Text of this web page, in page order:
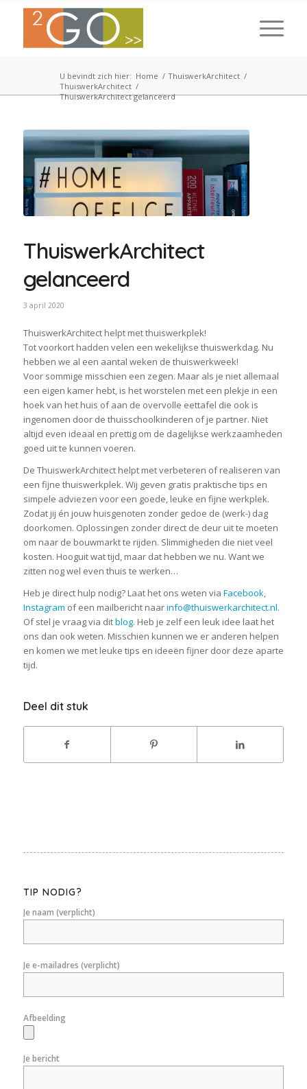
U bevindt zich hier: Home / ThuiswerkArchitect /
ThuiswerkArchitect /
ThuiswerkArchitect gelanceerd
ThuiswerkArchitect
gelanceerd
3 april 2020
ThuiswerkArchitect helpt met thuiswerkplek!
Tot voorkort hadden velen een wekelijkse thuiswerkdag. Nu
hebben we al een aantal weken de thuiswerkweek!
Voor sommige misschien een zegen. Maar als je niet allemaal
een eigen kamer hebt, is het worstelen met een plekje in een
hoek van het huis of aan de overvolle eettafel die ook is
ingenomen door de thuisschoolkinderen of je partner. Niet
altijd even ideaal en prettig om de dagelijkse werkzaamheden
goed uit te kunnen voeren.
De ThuiswerkArchitect helpt met verbeteren of realiseren van
een fijne thuiswerkplek. Wij geven gratis praktische tips en
simpele adviezen voor een goede, leuke en fijne werkplek.
Zodat jij én jouw huisgenoten zonder gedoe de (werk-) dag
doorkomen. Oplossingen zonder direct de deur uit te moeten
om naar de bouwmarkt te rijden. Slimmigheden die niet veel
kosten. Hooguit wat tijd, maar dat hebben we nu. Want we
zitten nog wel even thuis te werken…
Heb je direct hulp nodig? Laat het ons weten via Facebook,
Instagram of een mailbericht naarinfo@thuiswerkarchitect.nl.
Of stel je vraag via ditblog. Heb je zelf een leuk idee laat het
ons dan ook weten. Misschien kunnen we er anderen helpen
en komen we met leuke tips en ideeën fijner door deze aparte
tijd.
Deel dit stuk
TIP NODIG?
Je naam (verplicht)
Je e-mailadres (verplicht)
Afbeelding
Je bericht